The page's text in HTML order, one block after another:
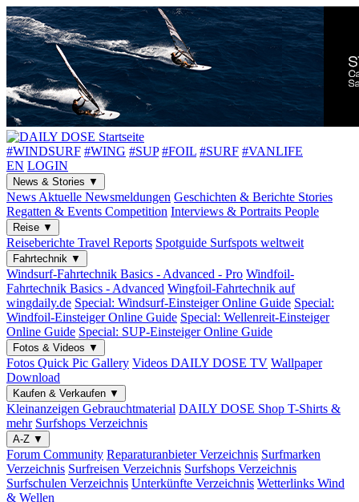
#WINDSURF #WING #SUP #FOIL #SURF #VANLIFE
EN LOGIN
News & Stories ▼
News Aktuelle Newsmeldungen Geschichten & Berichte Stories
Regatten & Events Competition Interviews & Portraits People
Reise ▼
Reiseberichte Travel Reports Spotguide Surfspots weltweit
Fahrtechnik ▼
Windsurf-Fahrtechnik Basics - Advanced - Pro Windfoil-
Fahrtechnik Basics - Advanced Wingfoil-Fahrtechnik auf
wingdaily.de Special: Windsurf-EinsteigerOnline Guide Special:
Windfoil-EinsteigerOnline Guide Special: Wellenreit-Einsteiger
Online Guide Special: SUP-EinsteigerOnline Guide
Fotos & Videos ▼
Fotos Quick Pic Gallery Videos DAILY DOSE TV Wallpaper
Download
Kaufen & Verkaufen ▼
Kleinanzeigen Gebrauchtmaterial DAILY DOSE Shop T-Shirts &
mehr Surfshops Verzeichnis
A-Z ▼
Forum Community ReparaturanbieterVerzeichnis Surfmarken
Verzeichnis Surfreisen Verzeichnis Surfshops Verzeichnis
Surfschulen Verzeichnis Unterkünfte Verzeichnis Wetterlinks Wind
& Wellen